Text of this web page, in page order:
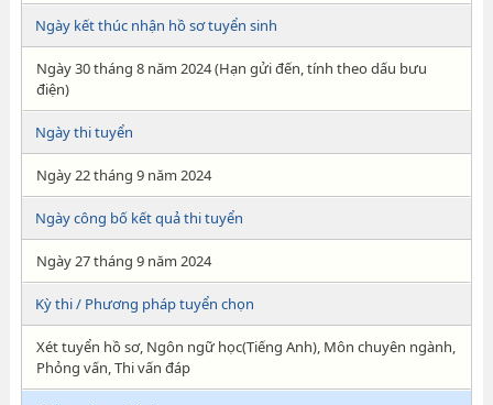
Ngày kết thúc nhận hồ sơ tuyển sinh
Ngày 30 tháng 8 năm 2024 (Hạn gửi đến, tính theo dấu bưu
điện)
Ngày thi tuyển
Ngày 22 tháng 9 năm 2024
Ngày công bố kết quả thi tuyển
Ngày 27 tháng 9 năm 2024
Kỳ thi / Phương pháp tuyển chọn
Xét tuyển hồ sơ, Ngôn ngữ học(Tiếng Anh), Môn chuyên ngành,
Phỏng vấn, Thi vấn đáp